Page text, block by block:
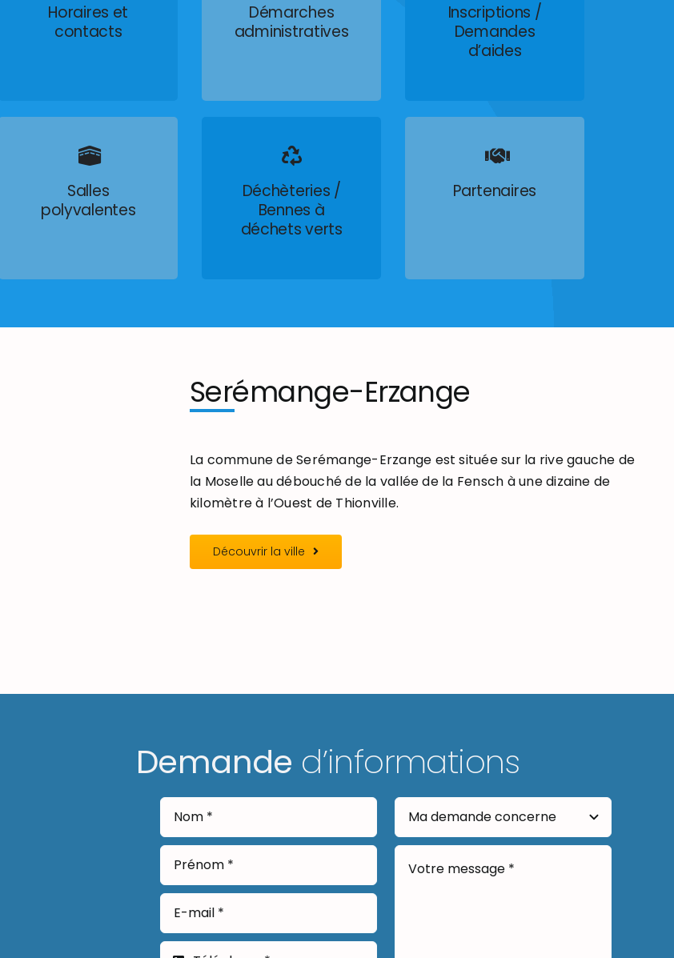
Horaires et
contacts
Démarches
administratives
Inscriptions /
Demandes
d’aides
Salles
polyvalentes
Déchèteries /
Bennes à
déchets verts
Partenaires
Serémange-Erzange
La commune de Serémange-Erzange est située sur la rive gauche de
la Moselle au débouché de la vallée de la Fensch à une dizaine de
kilomètre à l’Ouest de Thionville.
Découvrir la ville
Demande d’informations